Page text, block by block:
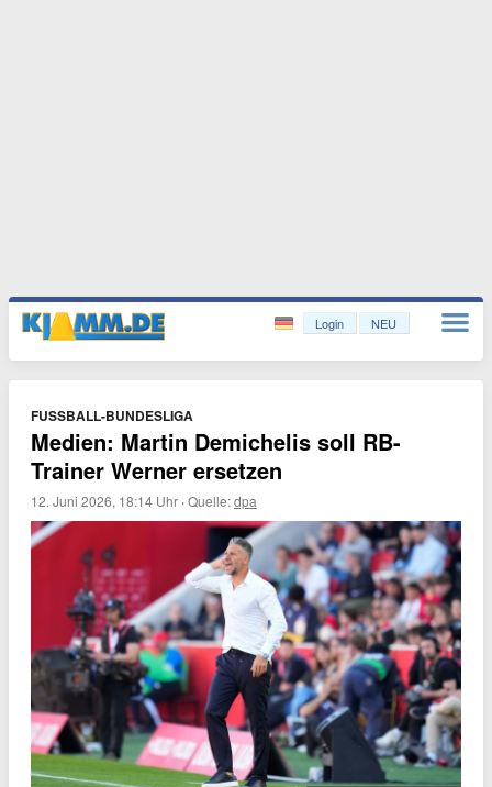
Login NEU
FUSSBALL-BUNDESLIGA
Medien: Martin Demichelis soll RB-
Trainer Werner ersetzen
12. Juni 2026, 18:14 Uhr ·Quelle:dpa